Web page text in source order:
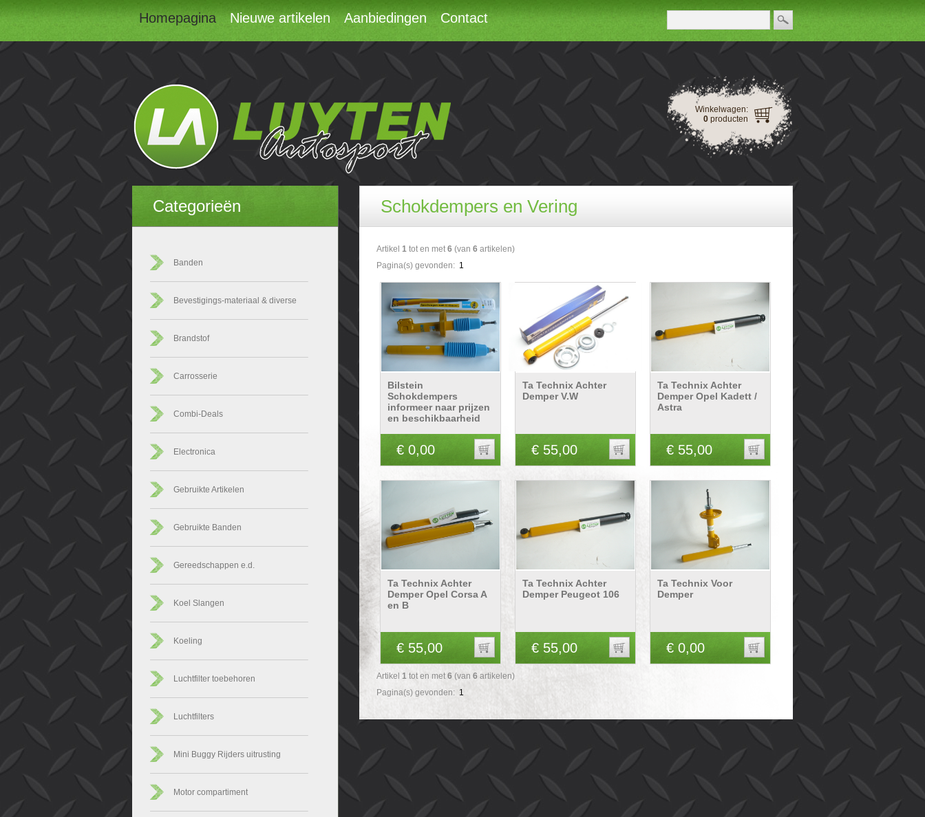
Homepagina Nieuwe artikelen Aanbiedingen Contact
Winkelwagen:
0 producten
Categorieën
Banden
Bevestigings-materiaal & diverse
Brandstof
Carrosserie
Combi-Deals
Electronica
Gebruikte Artikelen
Gebruikte Banden
Gereedschappen e.d.
Koel Slangen
Koeling
Luchtfilter toebehoren
Luchtfilters
Mini Buggy Rijders uitrusting
Motor compartiment
Schokdempers en Vering
Artikel 1 tot en met 6 (van 6 artikelen)
Pagina(s) gevonden: 1
Bilstein
Schokdempers
informeer naar prijzen
en beschikbaarheid
€ 0,00
Ta Technix Achter
Demper V.W
€ 55,00
Ta Technix Achter
Demper Opel Kadett /
Astra
€ 55,00
Ta Technix Achter
Demper Opel Corsa A
en B
€ 55,00
Ta Technix Achter
Demper Peugeot 106
€ 55,00
Ta Technix Voor
Demper
€ 0,00
Artikel 1 tot en met6 (van 6 artikelen)
Pagina(s) gevonden: 1